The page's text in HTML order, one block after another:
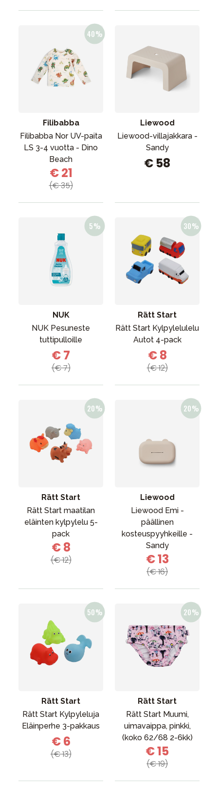
Filibabba
Filibabba Nor UV-paita
LS 3-4 vuotta - Dino
Beach
€ 21
(€ 35)
Liewood
Liewood-villajakkara -
Sandy
€ 58
NUK
NUK Pesuneste
tuttipulloille
€ 7
(€ 7)
Rätt Start
Rätt Start Kylpylelulelu
Autot 4-pack
€ 8
(€ 12)
Rätt Start
Rätt Start maatilan
eläinten kylpylelu 5-
pack
€ 8
(€ 12)
Liewood
Liewood Emi -
päällinen
kosteuspyyhkeille -
Sandy
€ 13
(€ 16)
Rätt Start
Rätt Start Kylpyleluja
Eläinperhe 3-pakkaus
€ 6
(€ 13)
Rätt Start
Rätt Start Muumi,
uimavaippa, pinkki,
(koko 62/68 2-6kk)
€ 15
(€ 19)